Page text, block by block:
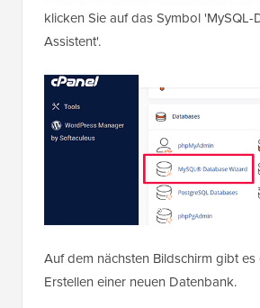
klicken Sie auf das Symbol 'MySQL-
Assistent'.
Auf dem nächsten Bildschirm gibt es
Erstellen einer neuen Datenbank.